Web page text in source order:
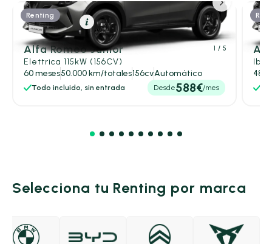
1 / 5
Renting
Eléctrico Resumen
Alfa Romeo Junior
Elettrica 115kW (156CV)
60 meses50.000 km/totales156cvAutomático
Todo incluido, sin entrada Desde588€/mes
48
Selecciona tu Renting por marca